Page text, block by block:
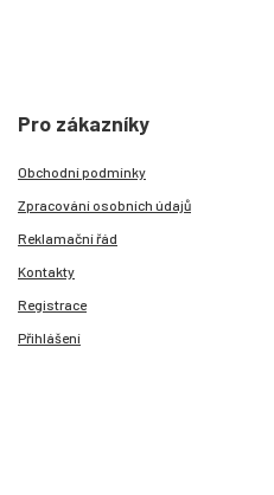
Pro zákazníky
Obchodní podmínky
Zpracování osobních údajů
Reklamační řád
Kontakty
Registrace
Přihlášení